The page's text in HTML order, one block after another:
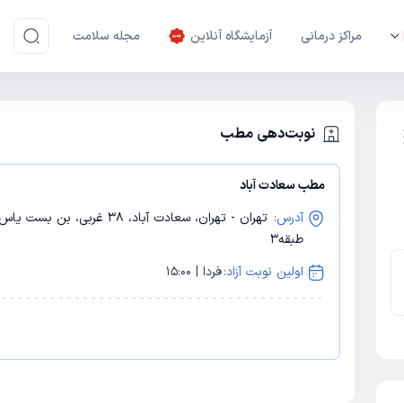
مراکز درمانی آزمایشگاه آنلاین مجله سلامت
نوبت‌دهی مطب
مطب سعادت آباد
آدرس:
طبقه3
اولین نوبت آزاد:فردا | 15:00